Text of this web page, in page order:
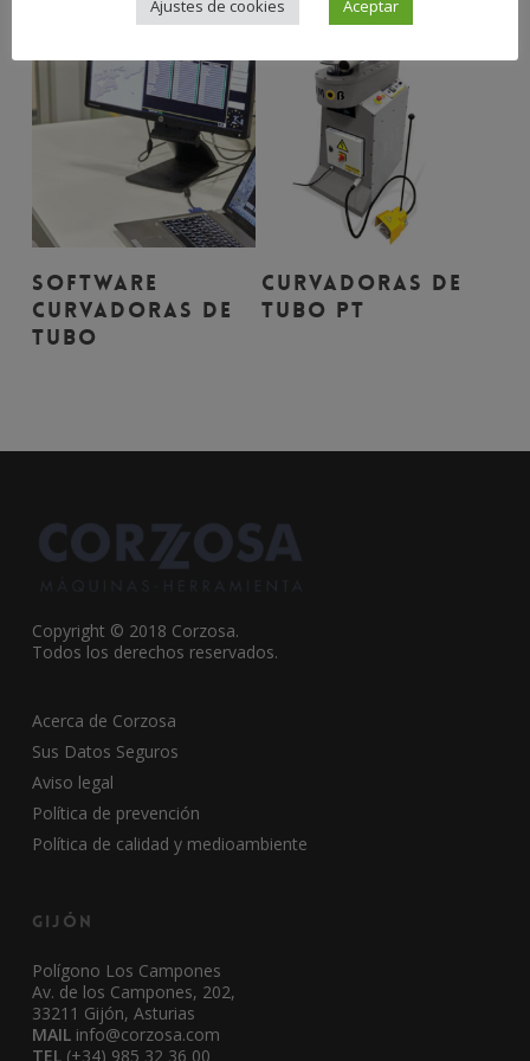
Leer Más
Software
Curvadoras de
Tubo
Leer Más
Curvadoras de
Tubo PT
Copyright © 2018 Corzosa.
Todos los derechos reservados.
Acerca de Corzosa
Sus Datos Seguros
Aviso legal
Política de prevención
Política de calidad y medioambiente
Gijón
Polígono Los Campones
Av. de los Campones, 202,
33211 Gijón, Asturias
MAIL info@corzosa.com
TEL (+34) 985 32 36 00
Ajustes de cookies Aceptar